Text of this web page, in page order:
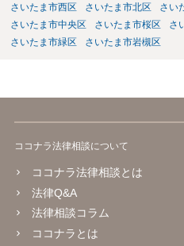
さいたま市西区
さいたま市北区 さい
さいたま市中央区
さいたま市桜区 さ
さいたま市緑区
さいたま市岩槻区
ココナラ法律相談について
ココナラ法律相談とは
法律Q&A
法律相談コラム
ココナラとは